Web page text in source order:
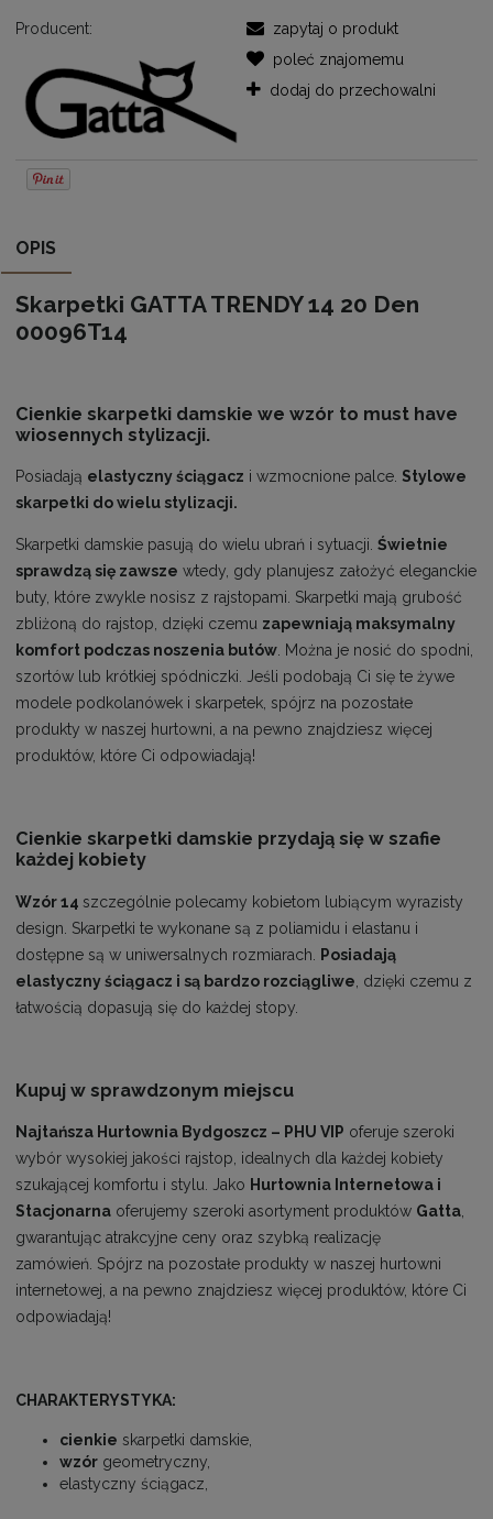
Producent:
zapytaj o produkt
poleć znajomemu
dodaj do przechowalni
OPIS
Skarpetki GATTA TRENDY 14 20 Den
00096T14
Cienkie skarpetki damskie we wzór to must have
wiosennych stylizacji.
Posiadają elastyczny ściągacz i wzmocnione palce. Stylowe
skarpetki do wielu stylizacji.
Skarpetki damskie pasują do wielu ubrań i sytuacji. Świetnie
sprawdzą się zawsze wtedy, gdy planujesz założyć eleganckie
buty, które zwykle nosisz z rajstopami. Skarpetki mają grubość
zbliżoną do rajstop, dzięki czemu zapewniają maksymalny
komfort podczas noszenia butów . Można je nosić do spodni,
szortów lub krótkiej spódniczki. Jeśli podobają Ci się te żywe
modele podkolanówek i skarpetek, spójrz na pozostałe
produkty w naszej hurtowni, a na pewno znajdziesz więcej
produktów, które Ci odpowiadają!
Cienkie skarpetki damskie przydają się w szafie
każdej kobiety
Wzór 14 szczególnie polecamy kobietom lubiącym wyrazisty
design. Skarpetki te wykonane są z poliamidu i elastanu i
dostępne są w uniwersalnych rozmiarach.
Posiadają
elastyczny ściągacz i są bardzo rozciągliwe , dzięki czemu z
łatwością dopasują się do każdej stopy.
Kupuj w sprawdzonym miejscu
Najtańsza Hurtownia Bydgoszcz – PHU VIP oferuje szeroki
wybór wysokiej jakości rajstop, idealnych dla każdej kobiety
szukającej komfortu i stylu. Jako Hurtownia Internetowa i
Stacjonarna oferujemy szeroki asortyment produktów Gatta,
gwarantując atrakcyjne ceny oraz szybką realizację
zamówień. Spójrz na pozostałe produkty w naszej hurtowni
internetowej, a na pewno znajdziesz więcej produktów, które Ci
odpowiadają!
CHARAKTERYSTYKA:
cienkie skarpetki damskie,
wzór geometryczny,
elastyczny ściągacz,